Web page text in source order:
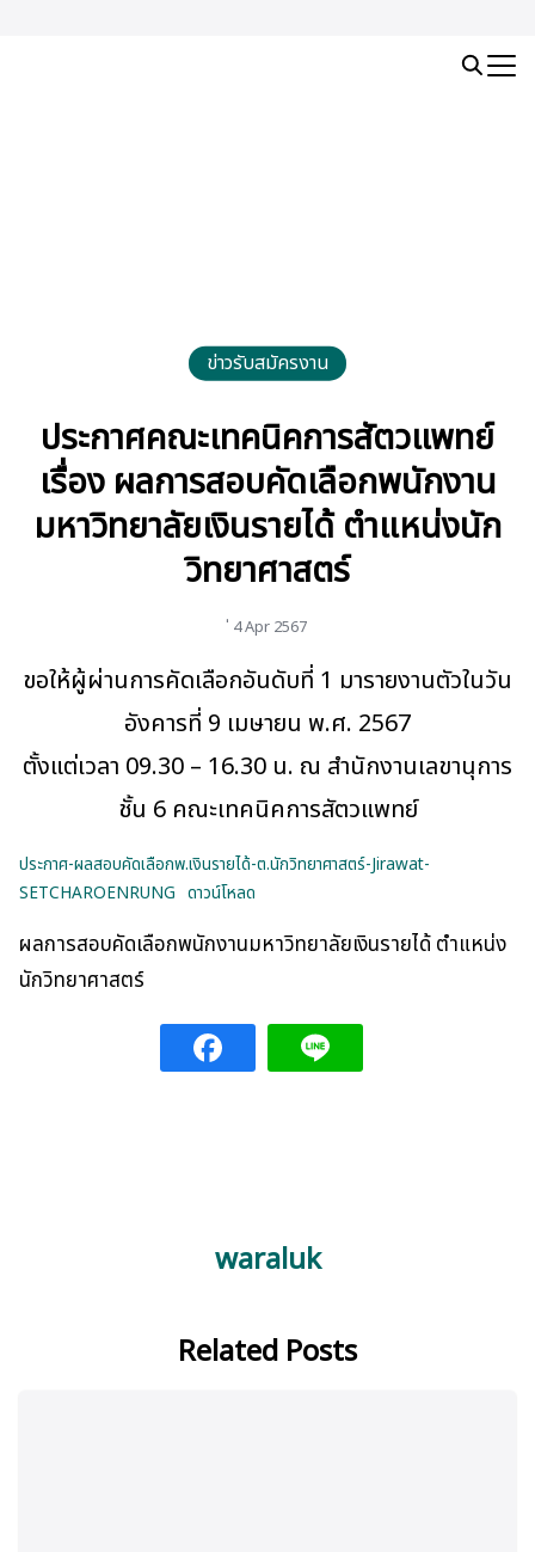
ข่าวรับสมัครงาน
ประกาศคณะเทคนิคการสัตวแพทย์
เรื่อง ผลการสอบคัดเลือกพนักงาน
มหาวิทยาลัยเงินรายได้ ตำแหน่งนัก
วิทยาศาสตร์
่ 4 Apr 2567
ขอให้ผู้ผ่านการคัดเลือกอันดับที่ 1 มารายงานตัวในวัน
อังคารที่ 9 เมษายน พ.ศ. 2567
ตั้งแต่เวลา 09.30 – 16.30 น. ณ สำนักงานเลขานุการ
ชั้น 6 คณะเทคนิคการสัตวแพทย์
ประกาศ-ผลสอบคัดเลือกพ.เงินรายได้-ต.นักวิทยาศาสตร์-Jirawat-
SETCHAROENRUNG ดาวน์โหลด
ผลการสอบคัดเลือกพนักงานมหาวิทยาลัยเงินรายได้ ตำแหน่ง
นักวิทยาศาสตร์
waraluk
Related Posts